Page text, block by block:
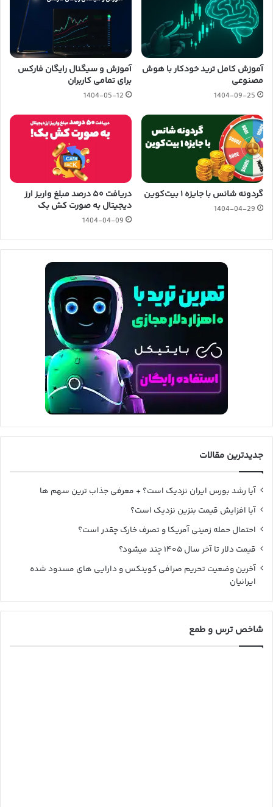
آموزش کامل ترید خودکار با هوش
مصنوعی
1404-09-25
آموزش و سیگنال رایگان فارکس
برای تمامی کاربران
1404-05-12
گردونه شانس با جایزه ۱ بیت‌کوین
1404-04-29
دریافت ۵۰ درصد مبلغ واریز ارز
دیجیتال به صورت کش بک
1404-04-09
جدیدترین مقالات
آیا رشد بورس ایران نزدیک است؟ + معرفی جذاب ترین سهم ها
آیا افزایش قیمت بنزین نزدیک است؟
احتمال حمله زمینی آمریکا و تصرف خارک چقدر است؟
قیمت دلار تا آخر سال ۱۴۰۵ چند میشود؟
آخرین وضعیت تحریم صرافی کوینکس و دارایی های مسدود شده
ایرانیان
شاخص ترس و طمع